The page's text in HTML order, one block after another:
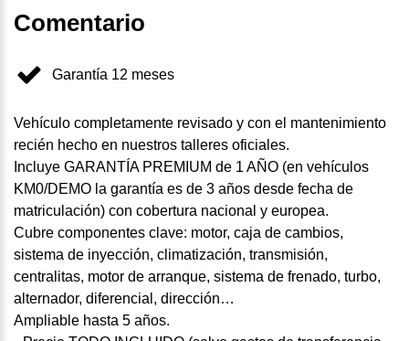
Comentario
Garantía 12 meses
Vehículo completamente revisado y con el mantenimiento
recién hecho en nuestros talleres oficiales.
Incluye GARANTÍA PREMIUM de 1 AÑO (en vehículos
KM0/DEMO la garantía es de 3 años desde fecha de
matriculación) con cobertura nacional y europea.
Cubre componentes clave: motor, caja de cambios,
sistema de inyección, climatización, transmisión,
centralitas, motor de arranque, sistema de frenado, turbo,
alternador, diferencial, dirección…
Ampliable hasta 5 años.